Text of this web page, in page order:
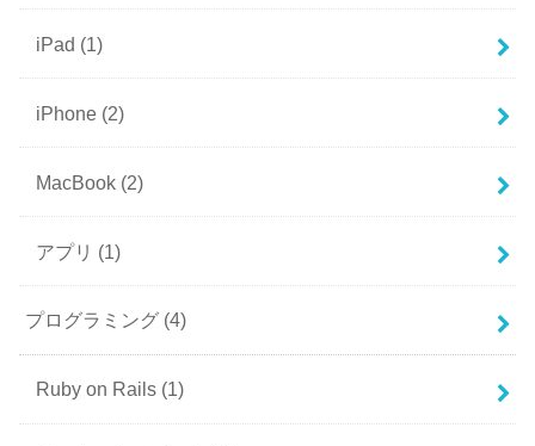
iPad (1)
iPhone (2)
MacBook (2)
アプリ (1)
プログラミング (4)
Ruby on Rails (1)